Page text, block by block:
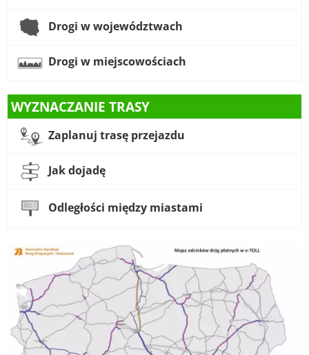
Drogi w województwach
Drogi w miejscowościach
WYZNACZANIE TRASY
Zaplanuj trasę przejazdu
Jak dojadę
Odległości między miastami